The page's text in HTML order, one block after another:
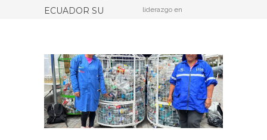
ECUADOR SU
NIVEL NACIONAL
liderazgo en